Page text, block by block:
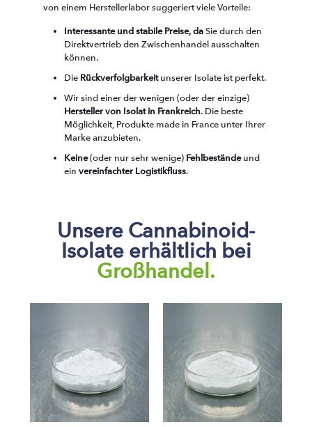
von einem Herstellerlabor suggeriert viele Vorteile:
Interessante und stabile Preise, daSie durch den
Direktvertrieb den Zwischenhandel ausschalten
können.
Die Rückverfolgbarkeitunserer Isolate ist perfekt.
Wir sind einer der wenigen (oder der einzige)
Hersteller von Isolat in Frankreich. Die beste
Möglichkeit, Produkte made in France unter Ihrer
Marke anzubieten.
Keine(oder nur sehr wenige) Fehlbeständeund
einvereinfachter Logistikfluss.
Unsere Cannabinoid-
Isolate erhältlich bei
Großhandel.